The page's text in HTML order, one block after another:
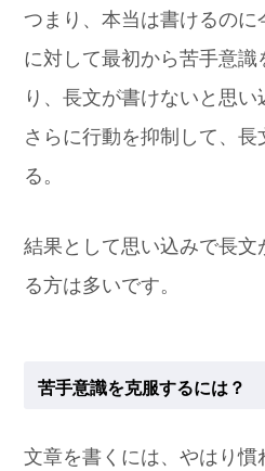
つまり、本当は書けるの
に対して最初から苦手意
り、長文が書けないと思
さらに行動を抑制して、
る。
結果として思い込みで長
る方は多いです。
苦手意識を克服するには？
文章を書くには、やはり慣